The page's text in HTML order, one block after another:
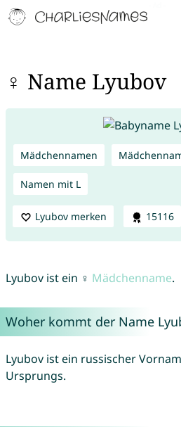
♀ Name Lyubov
Mädchennamen
Namen mit L
Lyubov merken 15116
Lyubov ist ein ♀ Mädchenname.
Woher kommt der Name
Lyubov ist ein russischer
Ursprungs.